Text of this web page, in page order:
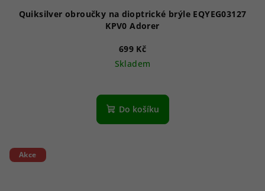
Quiksilver obroučky na dioptrické brýle EQYEG03127
KPV0 Adorer
699 Kč
Skladem
Do košíku
Akce